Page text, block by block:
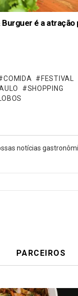
Burguer é a
COMIDA FESTIVAL
SHOPPING
notícias
PARCEIROS